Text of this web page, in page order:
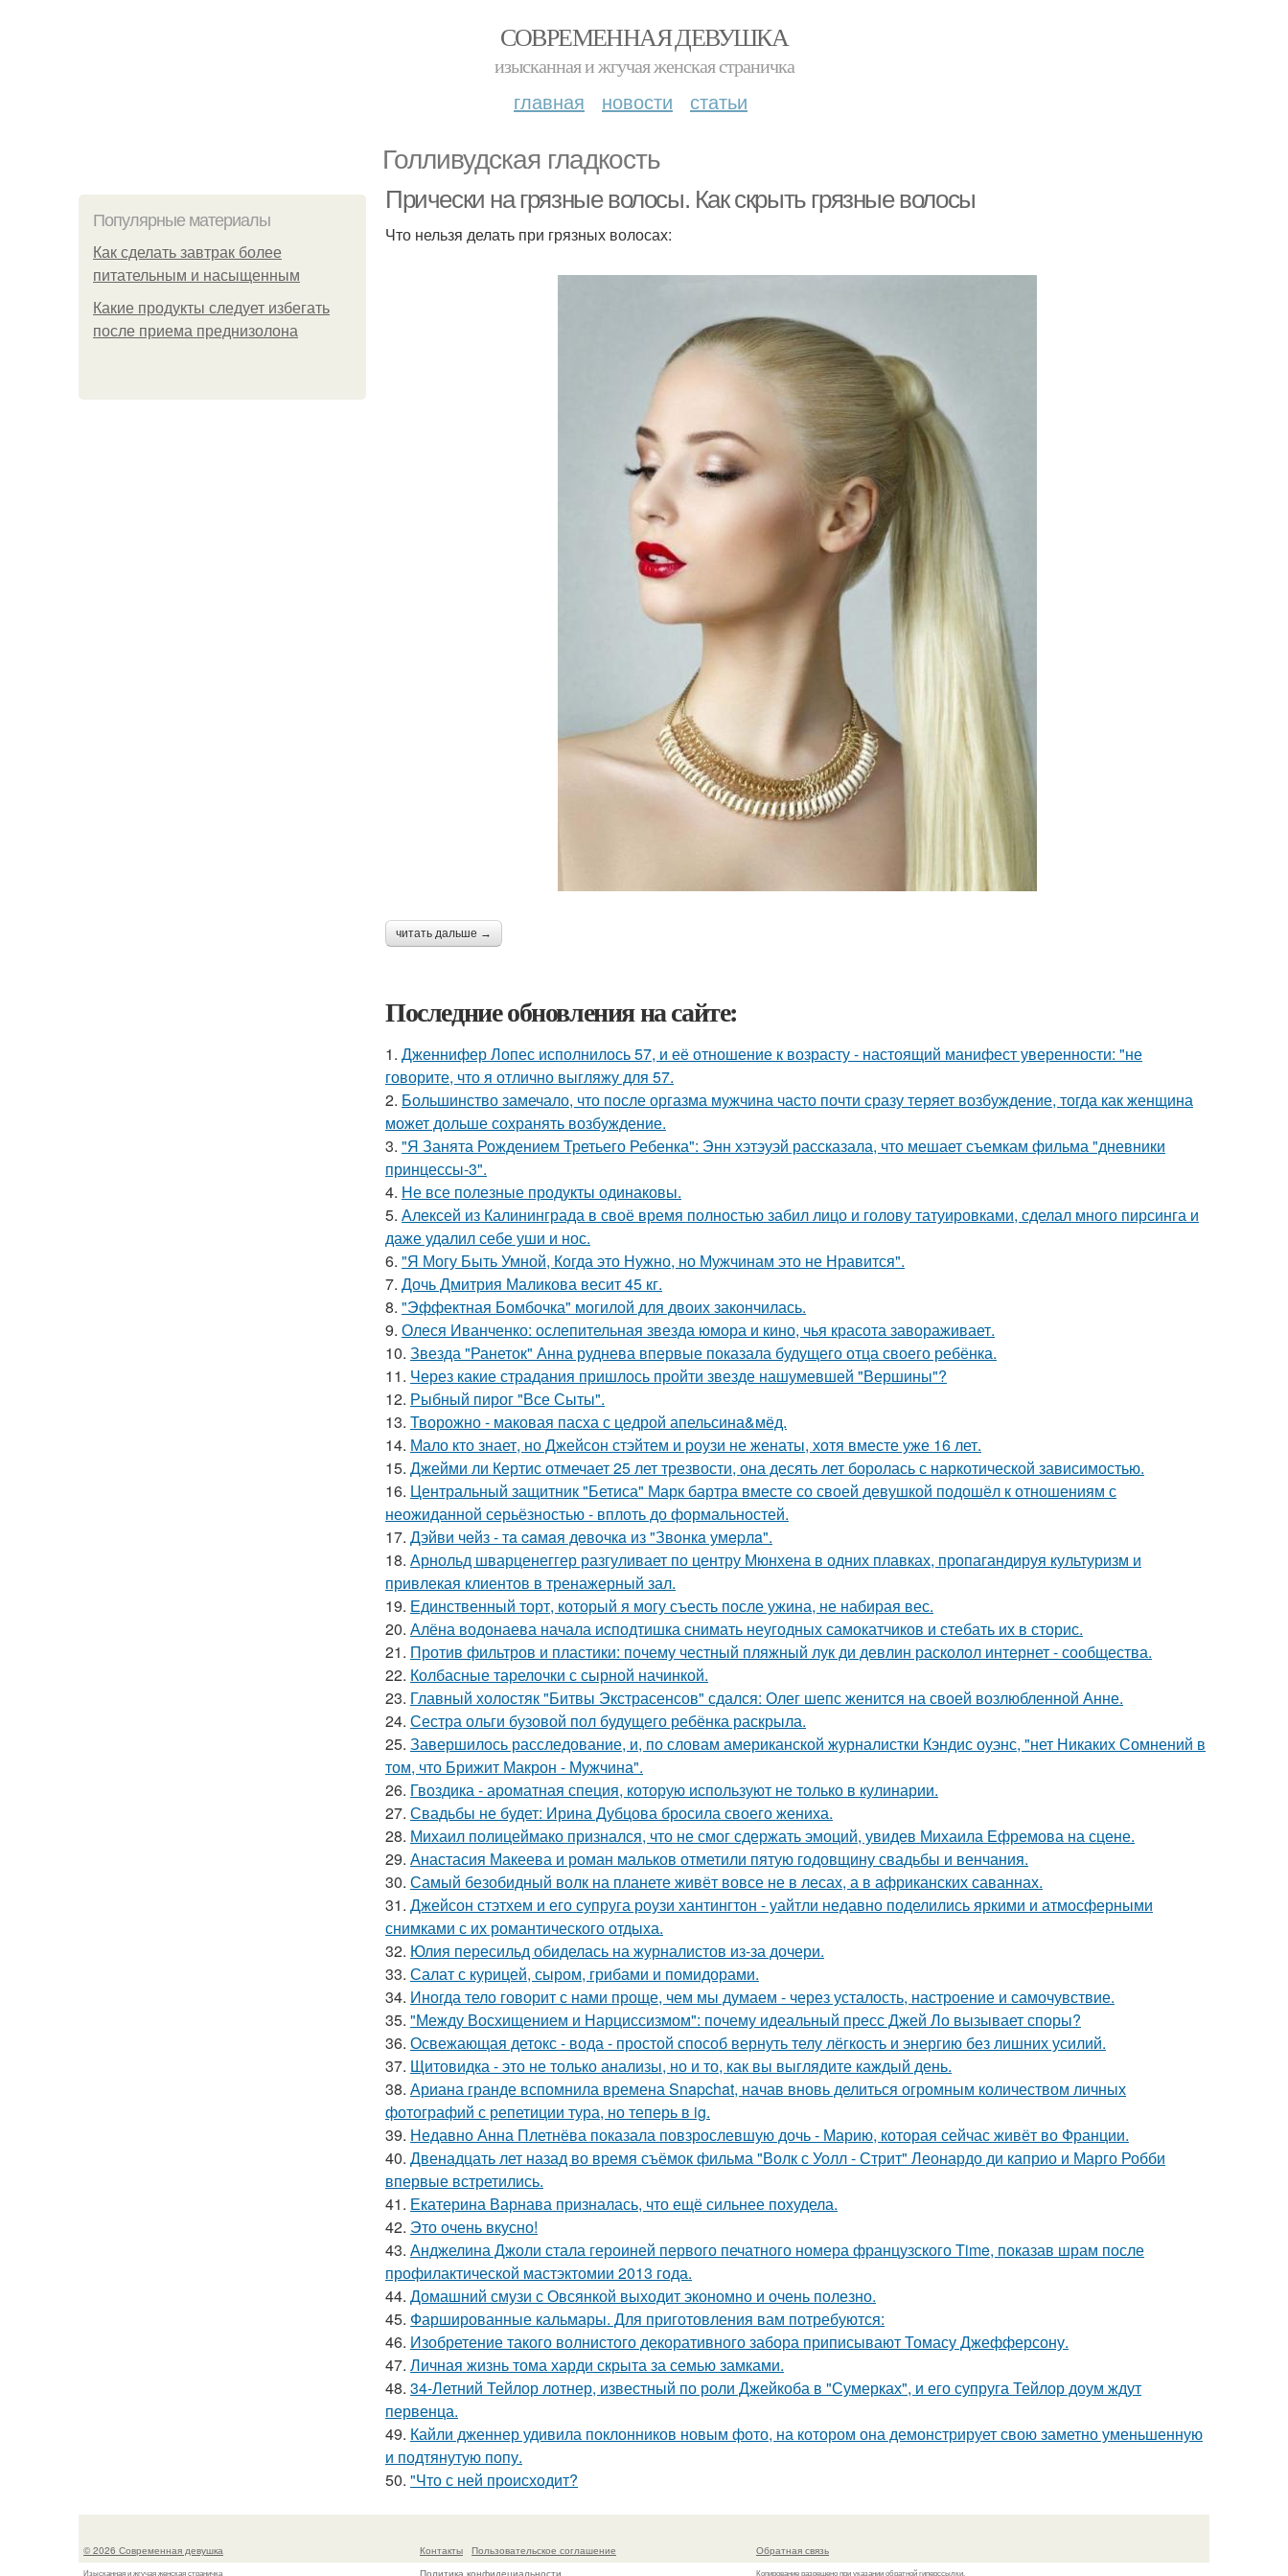
СОВРЕМЕННАЯ ДЕВУШКА
изысканная и жгучая женская страничка
главная новости статьи
Голливудская гладкость
Популярные материалы
Как сделать завтрак более
питательным и насыщенным
Какие продукты следует избегать
после приема преднизолона
Прически на грязные волосы. Как скрыть грязные волосы
Что нельзя делать при грязных волосах:
читать дальше →
Последние обновления на сайте:
1. Дженнифер Лопес исполнилось 57, и её отношение к возрасту - настоящий манифест уверенности: "не
говорите, что я отлично выгляжу для 57.
2. Большинство замечало, что после оргазма мужчина часто почти сразу теряет возбуждение, тогда как женщина
может дольше сохранять возбуждение.
3. "Я Занята Рождением Третьего Ребенка": Энн хэтэуэй рассказала, что мешает съемкам фильма "дневники
принцессы-3".
4. Не все полезные продукты одинаковы.
5. Алексей из Калининграда в своё время полностью забил лицо и голову татуировками, сделал много пирсинга и
даже удалил себе уши и нос.
6. "Я Могу Быть Умной, Когда это Нужно, но Мужчинам это не Нравится".
7. Дочь Дмитрия Маликова весит 45 кг.
8. "Эффектная Бомбочка" могилой для двоих закончилась.
9. Олеся Иванченко: ослепительная звезда юмора и кино, чья красота завораживает.
10. Звезда "Ранеток" Анна руднева впервые показала будущего отца своего ребёнка.
11. Через какие страдания пришлось пройти звезде нашумевшей "Вершины"?
12. Рыбный пирог "Все Сыты".
13. Творожно - маковая пасха с цедрой апельсина&мёд.
14. Мало кто знает, но Джейсон стэйтем и роузи не женаты, хотя вместе уже 16 лет.
15. Джейми ли Кертис отмечает 25 лет трезвости, она десять лет боролась с наркотической зависимостью.
16. Центральный защитник "Бетиса" Марк бартра вместе со своей девушкой подошёл к отношениям с
неожиданной серьёзностью - вплоть до формальностей.
17. Дэйви чeйз - тa caмaя дeвoчкa из "Звoнкa умepлa".
18. Арнольд шварценеггер разгуливает по центру Мюнхена в одних плавках, пропагандируя культуризм и
привлекая клиентов в тренажерный зал.
19. Единственный торт, который я могу съесть после ужина, не набирая вес.
20. Алёна водонаева начала исподтишка снимать неугодных самокатчиков и стебать их в сторис.
21. Против фильтров и пластики: почему честный пляжный лук ди девлин расколол интернет - сообщества.
22. Колбасные тарелочки с сырной начинкой.
23. Главный холостяк "Битвы Экстрасенсов" сдался: Олег шепс женится на своей возлюбленной Анне.
24. Сестра ольги бузовой пол будущего ребёнка раскрыла.
25. Завершилось расследование, и, по словам американской журналистки Кэндис оуэнс, "нет Никаких Сомнений в
том, что Брижит Макрон - Мужчина".
26. Гвоздика - ароматная специя, которую используют не только в кулинарии.
27. Свадьбы не будет: Ирина Дубцова бросила своего жениха.
28. Михаил полицеймако признался, что не смог сдержать эмоций, увидев Михаила Ефремова на сцене.
29. Анастасия Макеева и роман мальков отметили пятую годовщину свадьбы и венчания.
30. Самый безобидный волк на планете живёт вовсе не в лесах, а в африканских саваннах.
31. Джейсон стэтхем и его супруга роузи хантингтон - уайтли недавно поделились яркими и атмосферными
снимками с их романтического отдыха.
32. Юлия пересильд обиделась на журналистов из-за дочери.
33. Салат с курицей, сыром, грибами и помидорами.
34. Иногда тело говорит с нами проще, чем мы думаем - через усталость, настроение и самочувствие.
35. "Между Восхищением и Нарциссизмом": почему идеальный пресс Джей Ло вызывает споры?
36. Освежающая детокс - вода - простой способ вернуть телу лёгкость и энергию без лишних усилий.
37. Щитовидка - это не только анализы, но и то, как вы выглядите каждый день.
38. Ариана гранде вспомнила времена Snapchat, начав вновь делиться огромным количеством личных
фотографий с репетиции тура, но теперь в ig.
39. Недавно Анна Плетнёва показала повзрослевшую дочь - Марию, которая сейчас живёт во Франции.
40. Двенадцать лет назад во время съёмок фильма "Волк с Уолл - Стрит" Леонардо ди каприо и Марго Робби
впервые встретились.
41. Екатерина Варнава призналась, что ещё сильнее похудела.
42. Это очень вкусно!
43. Анджелина Джоли стала героиней первого печатного номера французского Time, показав шрам после
профилактической мастэктомии 2013 года.
44. Домашний смузи с Овсянкой выходит экономно и очень полезно.
45. Фаршированные кальмары. Для приготовления вам потребуются:
46. Изобретение такого волнистого декоративного забора приписывают Томасу Джефферсону.
47. Личная жизнь тома харди скрыта за семью замками.
48. 34-Летний Тейлор лотнер, известный по роли Джейкоба в "Сумерках", и его супруга Тейлор доум ждут
первенца.
49. Кайли дженнер удивила поклонников новым фото, на котором она демонстрирует свою заметно уменьшенную
и подтянутую попу.
50. "Что с ней происходит?
© 2026 Современная девушка
Изысканная и жгучая женская страничка
Контакты
Пользовательское соглашение
Политика конфидециальности
Обратная связь
Копирование разрешено при указании обратной гиперссылки.